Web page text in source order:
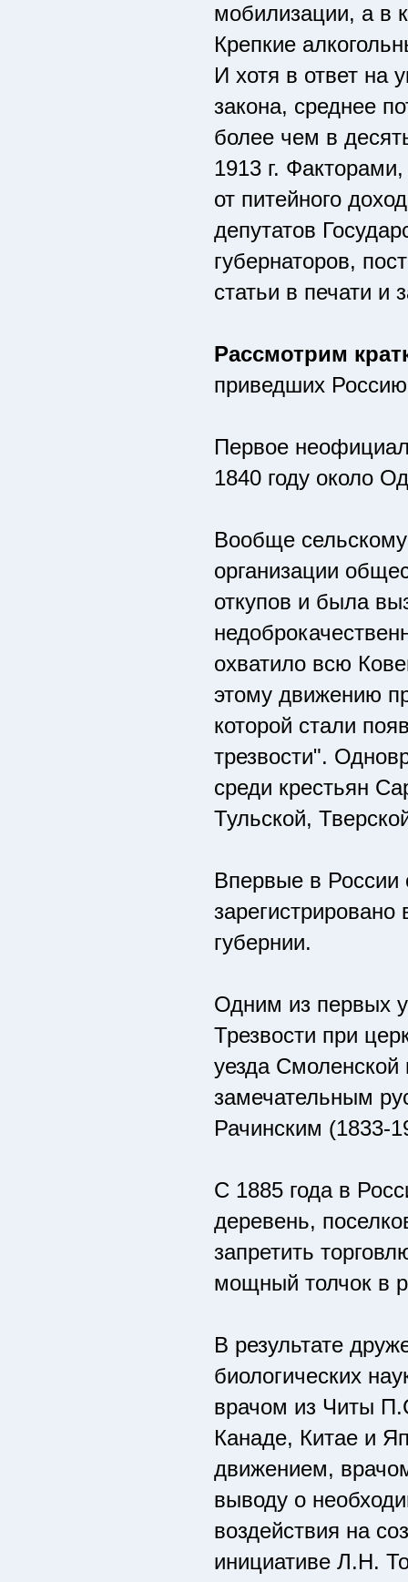
мобилизации, а в
Крепкие
И хотя в ответ на
закона, среднее
более чем в
1913 г.
от питейного
депутатов
губернаторов,
статьи в печати и
Рассмотрим
приведших Россию
Первое
1840 году около
Вообще
организации
откупов и была
охватило всю
этому движению
которой стали
трезвости".
среди крестьян
Тульской,
Впервые в России
губернии.
Одним из первых
Трезвости при
уезда Смоленской
замечательным
Рачинским (1833-
С 1885 года в
деревень,
запретить
мощный толчок в
В результате
биологических
врачом из Читы
Канаде, Китае и
движением,
выводу о
воздействия на
инициативе Л.Н.